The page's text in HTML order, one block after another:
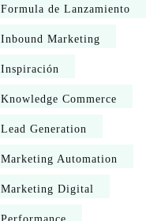
Formula de Lanzamiento
Inbound Marketing
Inspiración
Knowledge Commerce
Lead Generation
Marketing Automation
Marketing Digital